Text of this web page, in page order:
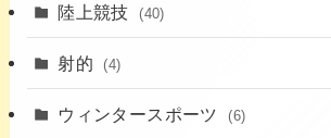
陸上競技 (40)
(2)
射的 (4)
(4)
ウィンタースポーツ (6)